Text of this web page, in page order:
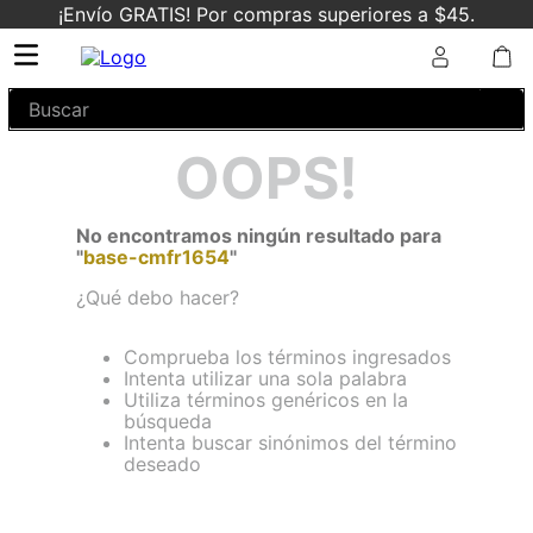
¡Envío GRATIS! Por compras superiores a $45.
Buscar
OOPS!
No encontramos ningún resultado para
"base-cmfr1654"
¿Qué debo hacer?
Comprueba los términos ingresados
Intenta utilizar una sola palabra
Utiliza términos genéricos en la
búsqueda
Intenta buscar sinónimos del término
deseado